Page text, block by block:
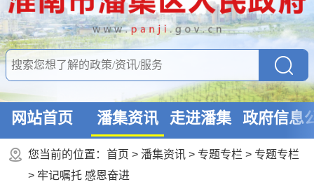
网站首页 潘集资讯 走进潘集 政府信息
您当前的位置： 首页 > 潘集资讯 > 专题专栏 > 专题专栏
> 牢记嘱托 感恩奋进